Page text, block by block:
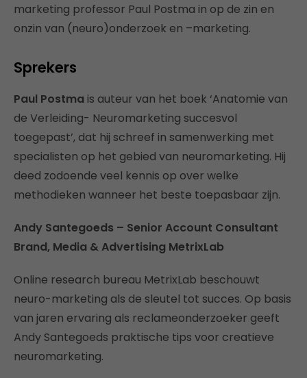
marketing professor Paul Postma in op de zin en
onzin van (neuro)onderzoek en –marketing.
Sprekers
Paul Postma is auteur van het boek ‘Anatomie van
de Verleiding- Neuromarketing succesvol
toegepast’, dat hij schreef in samenwerking met
specialisten op het gebied van neuromarketing. Hij
deed zodoende veel kennis op over welke
methodieken wanneer het beste toepasbaar zijn.
Andy Santegoeds – Senior Account Consultant
Brand, Media & Advertising MetrixLab
Online research bureau MetrixLab beschouwt
neuro-marketing als de sleutel tot succes. Op basis
van jaren ervaring als reclameonderzoeker geeft
Andy Santegoeds praktische tips voor creatieve
neuromarketing.